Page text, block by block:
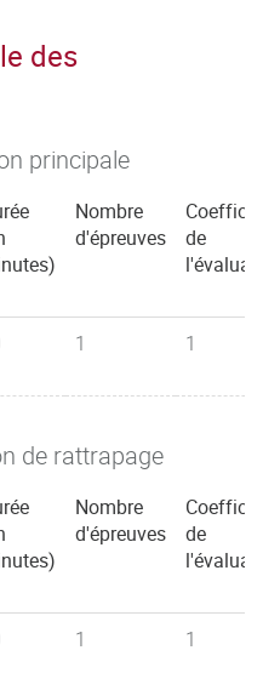
des
principale
Nombre
d'épreuves
de
1 1
de rattrapage
Nombre
d'épreuves
de
1 1